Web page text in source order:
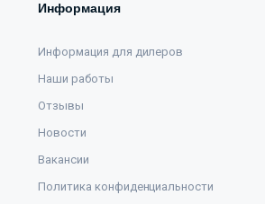
Информация
Информация для дилеров
Наши работы
Отзывы
Новости
Вакансии
Политика конфиденциальности